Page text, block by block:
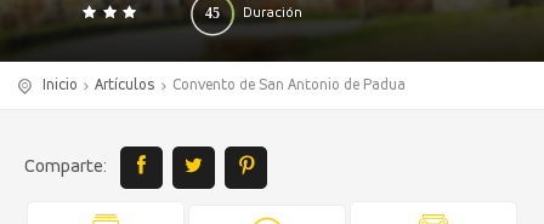
Duración
45
0 140
Inicio Artículos Convento de San Antonio de Padua
Comparte: